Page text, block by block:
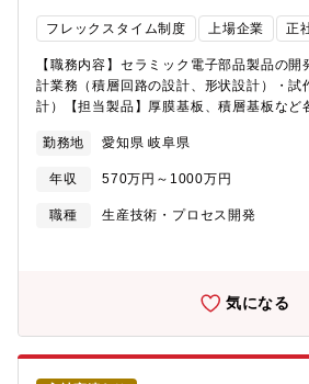
ではなく、カスタマイズして作っていくこ
とができる方にはとても魅力的な求人だと
スキルの幅が広がります。
フレックスタイム制度 上場企業 正
【職務内容】セラミック電子部品製品の
計業務（積層回路の設計、形状設計）・試
計）【担当製品】厚膜基板、積層基板など
子機器向け部品【この仕事の面白さ・魅力
ラミックパッケージや基板は3次元で展開
けで構成される部品より多くの知識が必要
発者のひらめきが重要です。そのひらめき
はひらめき能力が習得できる様々な経験が
勤務地 愛知県 岐阜県
年収 570万円～1000万円
職種
生産技術・プロセス開発
気になる